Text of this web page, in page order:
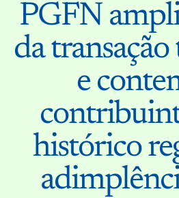
PGFN
da
e
histórico